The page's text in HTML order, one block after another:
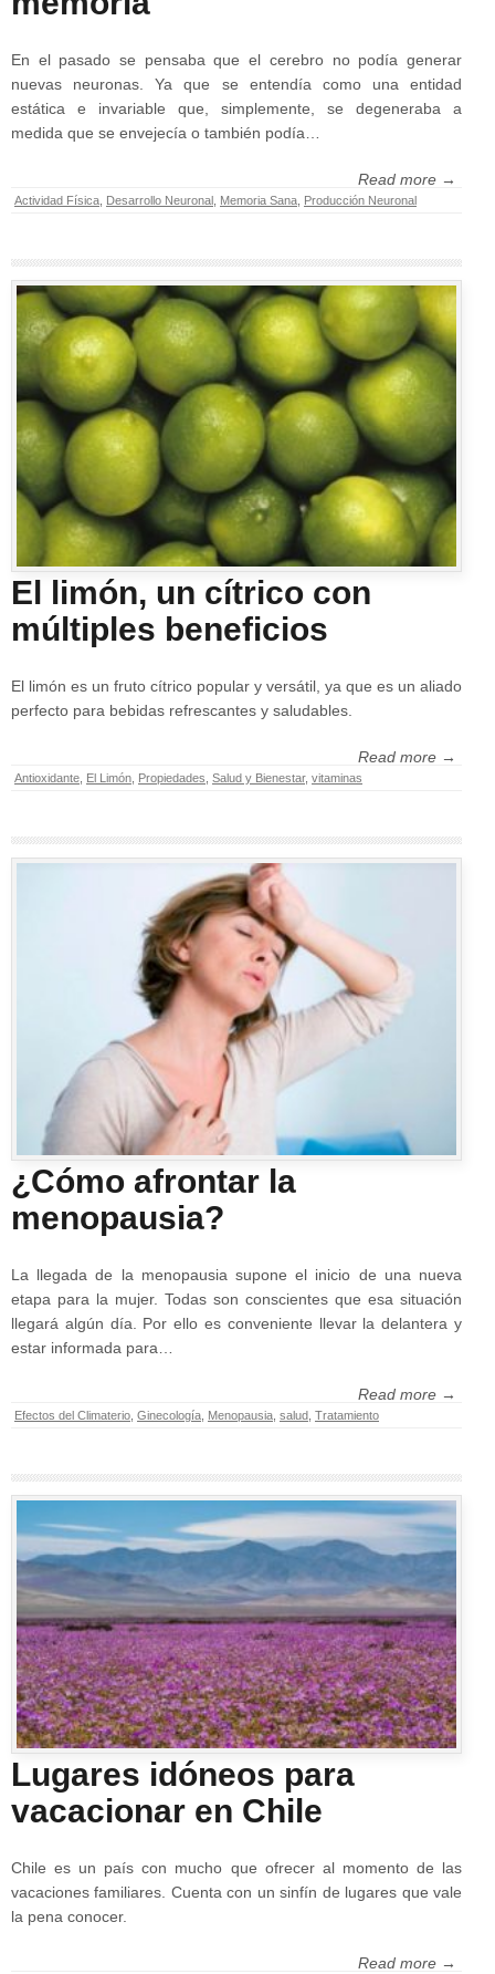
En el pasado se pensaba que el cerebro no podía generar
nuevas neuronas. Ya que se entendía como una entidad
estática e invariable que, simplemente, se degeneraba a
medida que se envejecía o también podía…
Read more →
Actividad Física Desarrollo Neuronal Memoria Sana Producción Neuronal
El limón, un cítrico con
múltiples beneficios
El limón es un fruto cítrico popular y versátil, ya que es un aliado
perfecto para bebidas refrescantes y saludables.
Read more →
Antioxidante El Limón Propiedades Salud y Bienestar, vitaminas
¿Cómo afrontar la
menopausia?
La llegada de la menopausia supone el inicio de una nueva
etapa para la mujer. Todas son conscientes que esa situación
llegará algún día. Por ello es conveniente llevar la delantera y
estar informada para…
Read more →
Efectos del Climaterio Ginecología Menopausia salud Tratamiento
Lugares idóneos para
vacacionar en Chile
Chile es un país con mucho que ofrecer al momento de las
vacaciones familiares. Cuenta con un sinfín de lugares que vale
la pena conocer.
Read more →